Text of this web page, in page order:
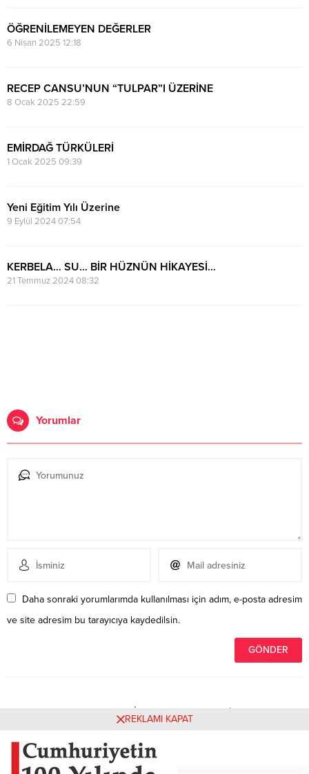
ÖĞRENİLEMEYEN DEĞERLER
6 Nisan 2025 12:18
RECEP CANSU’NUN “TULPAR”I ÜZERİNE
8 Ocak 2025 22:59
EMİRDAĞ TÜRKÜLERİ
1 Ocak 2025 09:39
Yeni Eğitim Yılı Üzerine
9 Eylül 2024 07:54
KERBELA… SU… BİR HÜZNÜN HİKAYESİ…
21 Temmuz 2024 08:32
Yorumlar
Daha sonraki yorumlarımda kullanılması için adım, e-posta adresim
ve site adresim bu tarayıcıya kaydedilsin.
Henüz yorum yapılmamış. İlk yorumu yukarıdaki form
aracılığıyla siz yapabilirsiniz.REKLAMI KAPAT